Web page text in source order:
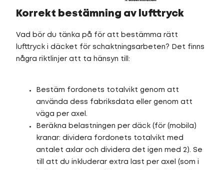
Korrekt bestämning av lufttryck
Vad bör du tänka på för att bestämma rätt
lufttryck i däcket för schaktningsarbeten? Det finns
några riktlinjer att ta hänsyn till:
Bestäm fordonets totalvikt genom att
använda dess fabriksdata eller genom att
väga per axel.
Beräkna belastningen per däck (för (mobila)
kranar: dividera fordonets totalvikt med
antalet axlar och dividera det igen med 2). Se
till att du inkluderar extra last per axel (som i